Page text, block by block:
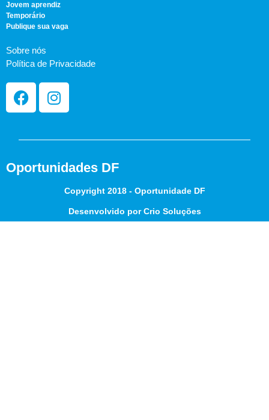
Jovem aprendiz
Temporário
Publique sua vaga
Sobre nós
Política de Privacidade
Oportunidades DF
Copyright 2018 - Oportunidade DF
Desenvolvido por Crio Soluções